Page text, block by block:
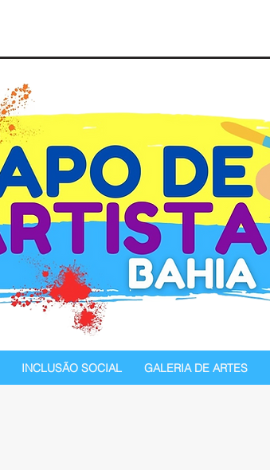
INCLUSÃO SOCIAL GALERIA DE ARTES